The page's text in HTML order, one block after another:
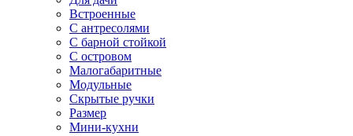
Встроенные
С антресолями
С барной стойкой
С островом
Малогабаритные
Модульные
Скрытые ручки
Размер
Мини-кухни